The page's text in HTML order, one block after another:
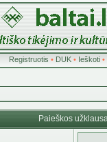
Registruotis • DUK• Ieškoti•
Paieškos